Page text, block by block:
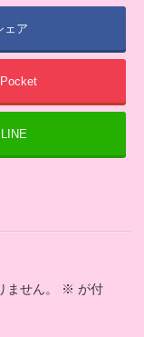
ェア
Pocket
LINE
せん。 ※ が付